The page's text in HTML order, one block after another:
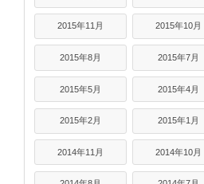
2015年11月 2015年10月
2015年8月 2015年7月
2015年5月 2015年4月
2015年2月 2015年1月
2014年11月 2014年10月